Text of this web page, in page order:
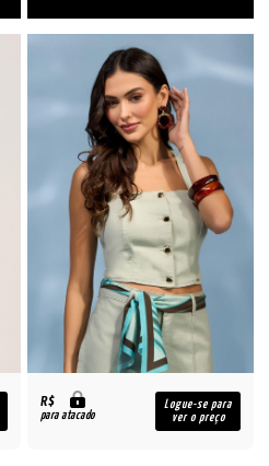
R$
para atacado
Logue-se para
ver o preço